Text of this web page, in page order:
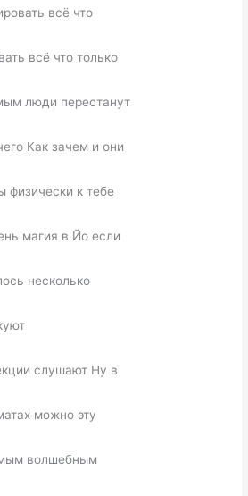
всё что
всё что только
люди перестанут
Как зачем и они
физически к тебе
магия в Йо если
несколько
слушают Ну в
можно эту
волшебным